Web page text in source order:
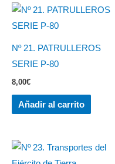
Nº 21. PATRULLEROS
SERIE P-80
8,00€
Añadir al carrito